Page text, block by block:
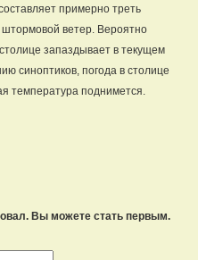
примерно треть
ветер. Вероятно
запаздывает в текущем
синоптиков, погода в столице
температура поднимется.
Вы можете стать первым.